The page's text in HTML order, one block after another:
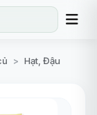
> Hạt, Đậu